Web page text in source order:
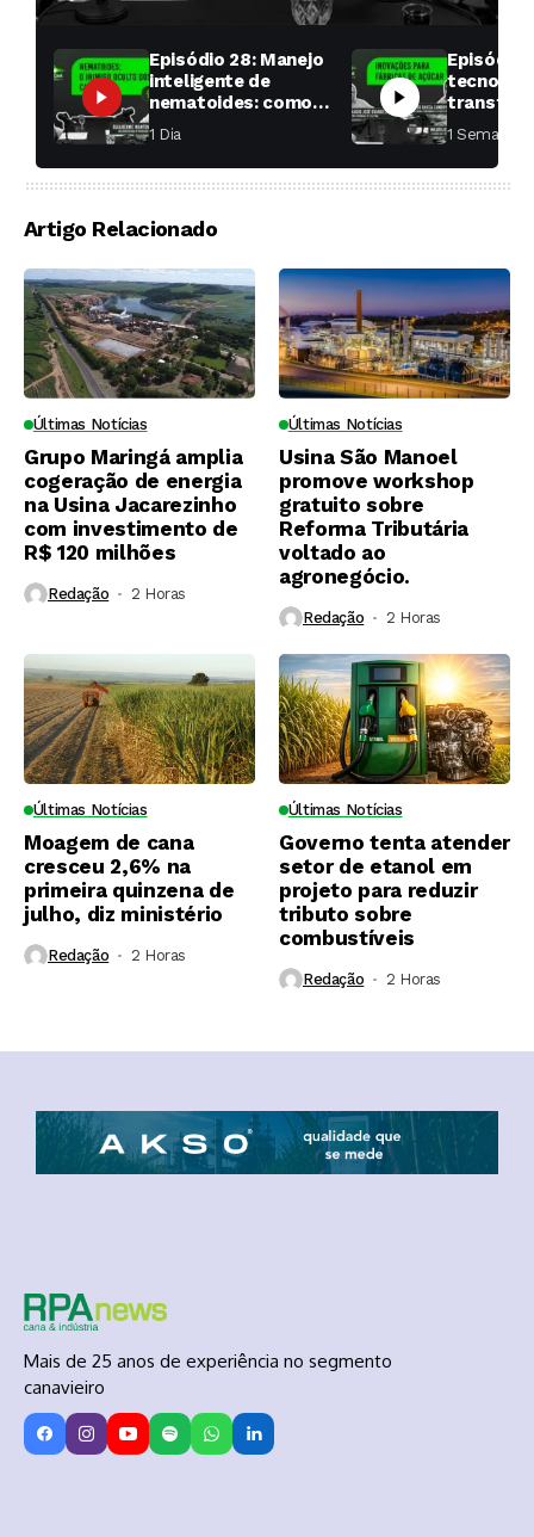
Episódio 28: Manejo
inteligente de
nematoides: como
aumentar a
produtividade das
soqueiras?
1 Dia ⁮
Episódio
fábricas
1 Semana ⁮
Artigo Relacionado
Últimas Notícias
Grupo Maringá amplia
cogeração de energia
na Usina Jacarezinho
com investimento de
R$ 120 milhões
Redação 2 Horas ⁮
Últimas Notícias
Usina São Manoel
promove workshop
gratuito sobre
Reforma Tributária
voltado ao
agronegócio.
Redação 2 Horas ⁮
Últimas Notícias
Moagem de cana
cresceu 2,6% na
primeira quinzena de
julho, diz ministério
Redação 2 Horas ⁮
Últimas Notícias
Governo tenta atender
setor de etanol em
projeto para reduzir
tributo sobre
combustíveis
Redação 2 Horas ⁮
Mais de 25 anos de experiência no segmento
canavieiro